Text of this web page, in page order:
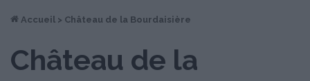
Accueil > Château de la Bourdaisière
Château de la